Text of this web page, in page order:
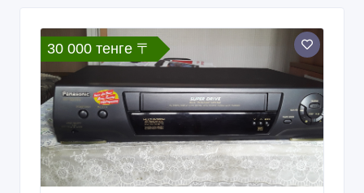
30 000 тенге 〒